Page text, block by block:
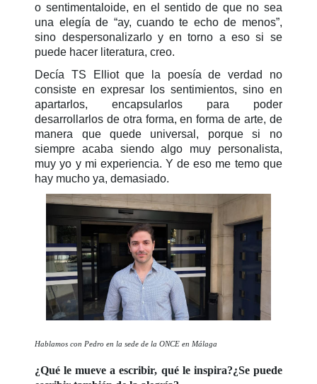
o sentimentaloide, en el sentido de que no sea
una elegía de “ay, cuando te echo de menos”,
sino despersonalizarlo y en torno a eso si se
puede hacer literatura, creo.
Decía TS Elliot que la poesía de verdad no
consiste en expresar los sentimientos, sino en
apartarlos, encapsularlos para poder
desarrollarlos de otra forma, en forma de arte, de
manera que quede universal, porque si no
siempre acaba siendo algo muy personalista,
muy yo y mi experiencia. Y de eso me temo que
hay mucho ya, demasiado.
Hablamos con Pedro en la sede de la ONCE en Málaga
¿Qué le mueve a escribir, qué le inspira?¿Se puede